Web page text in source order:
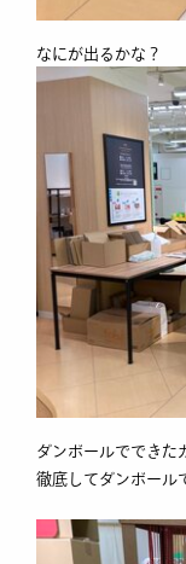
なにが出るかな？
ダンボールでできた
徹底してダンボール